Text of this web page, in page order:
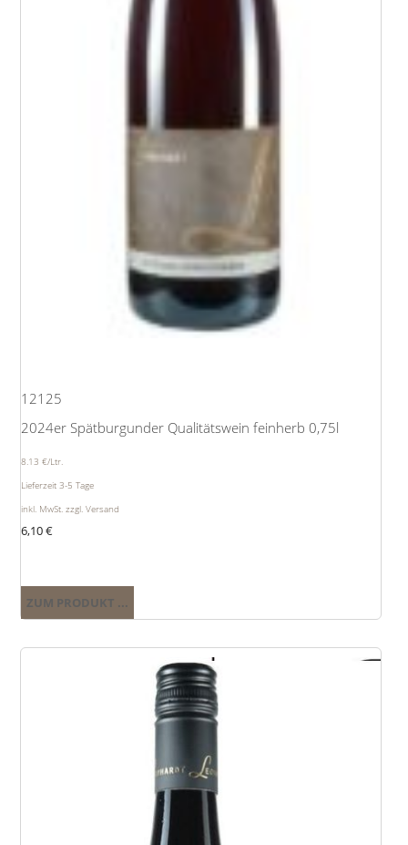
12125
2024er Spätburgunder Qualitätswein feinherb 0,75l
8.13 €/Ltr.
Lieferzeit 3-5 Tage
inkl. MwSt. zzgl. Versand
6,10€
ZUM PRODUKT ...